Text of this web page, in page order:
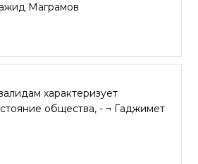
Маграмов
характеризует
общества, - ¬ Гаджимет